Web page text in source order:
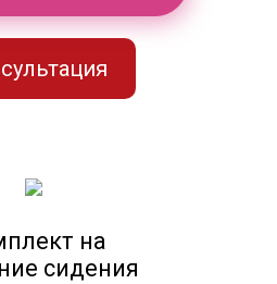
на
сидения